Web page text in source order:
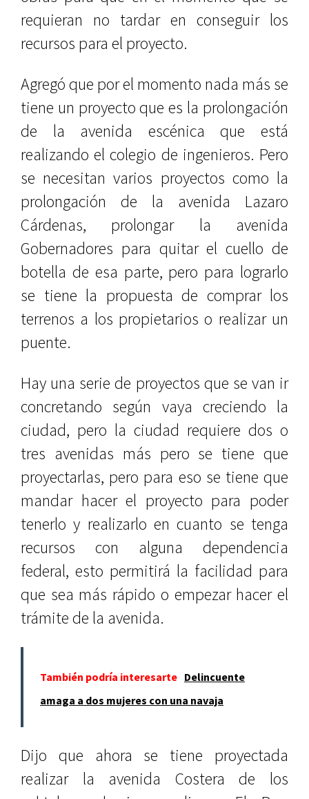
requieran no tardar en conseguir los
recursos para el proyecto.
Agregó que por el momento nada más se
tiene un proyecto que es la prolongación
de la avenida escénica que está
realizando el colegio de ingenieros. Pero
se necesitan varios proyectos como la
prolongación de la avenida Lazaro
Cárdenas, prolongar la avenida
Gobernadores para quitar el cuello de
botella de esa parte, pero para lograrlo
se tiene la propuesta de comprar los
terrenos a los propietarios o realizar un
puente.
Hay una serie de proyectos que se van ir
concretando según vaya creciendo la
ciudad, pero la ciudad requiere dos o
tres avenidas más pero se tiene que
proyectarlas, pero para eso se tiene que
mandar hacer el proyecto para poder
tenerlo y realizarlo en cuanto se tenga
recursos con alguna dependencia
federal, esto permitirá la facilidad para
que sea más rápido o empezar hacer el
trámite de la avenida.
También podría interesarte Delincuente
amaga a dos mujeres con una navaja
Dijo que ahora se tiene proyectada
realizar la avenida Costera de los